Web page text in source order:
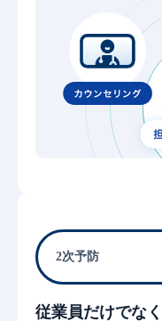
2次予防
従業員だけでな